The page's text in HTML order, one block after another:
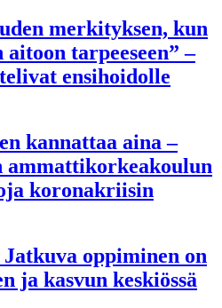
merkityksen, kun
tarpeeseen” –
ensihoidolle
kannattaa aina –
ammattikorkeakoulun
koronakriisin
oppiminen on
ja kasvun keskiössä